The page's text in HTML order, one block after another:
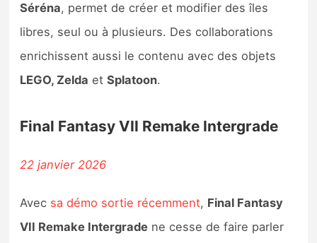
Séréna, permet de créer et modifier des îles
libres, seul ou à plusieurs. Des collaborations
enrichissent aussi le contenu avec des objets
LEGO, Zelda etSplatoon.
Final Fantasy VII Remake Intergrade
22 janvier 2026
Avec sa démo sortie récemment, Final Fantasy
VII Remake Intergrade ne cesse de faire parler